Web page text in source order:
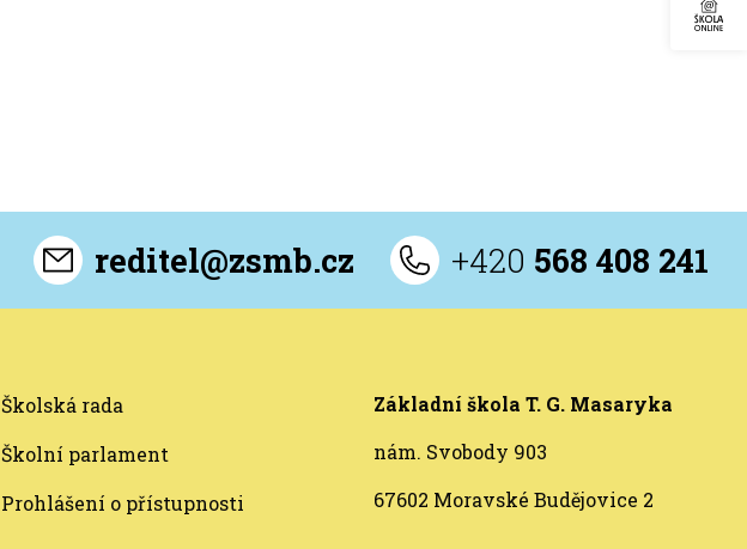
reditel@zsmb.cz +420 568 408 241
Školská rada
Školní parlament
Prohlášení o přístupnosti
Základní škola T. G. Masaryka
nám. Svobody 903
67602 Moravské Budějovice 2